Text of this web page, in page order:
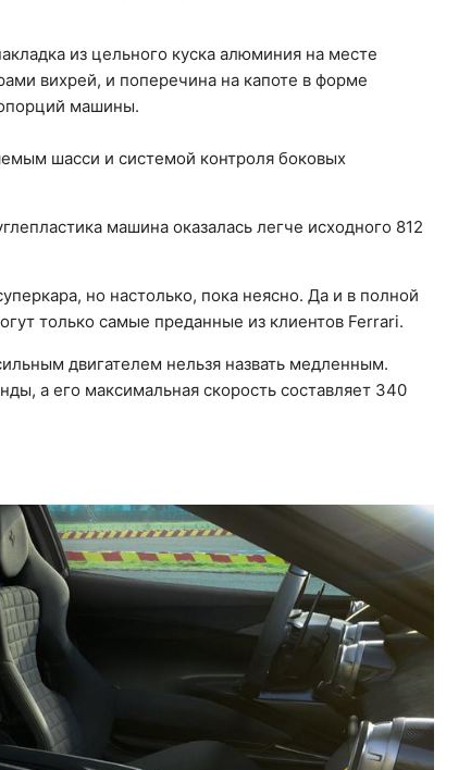
из цельного куска алюминия на месте
вихрей, и поперечина на капоте в форме
машины.
шасси и системой контроля боковых
машина оказалась легче исходного 812
но настолько, пока неясно. Да и в полной
только самые преданные из клиентов Ferrari.
двигателем нельзя назвать медленным.
а его максимальная скорость составляет 340